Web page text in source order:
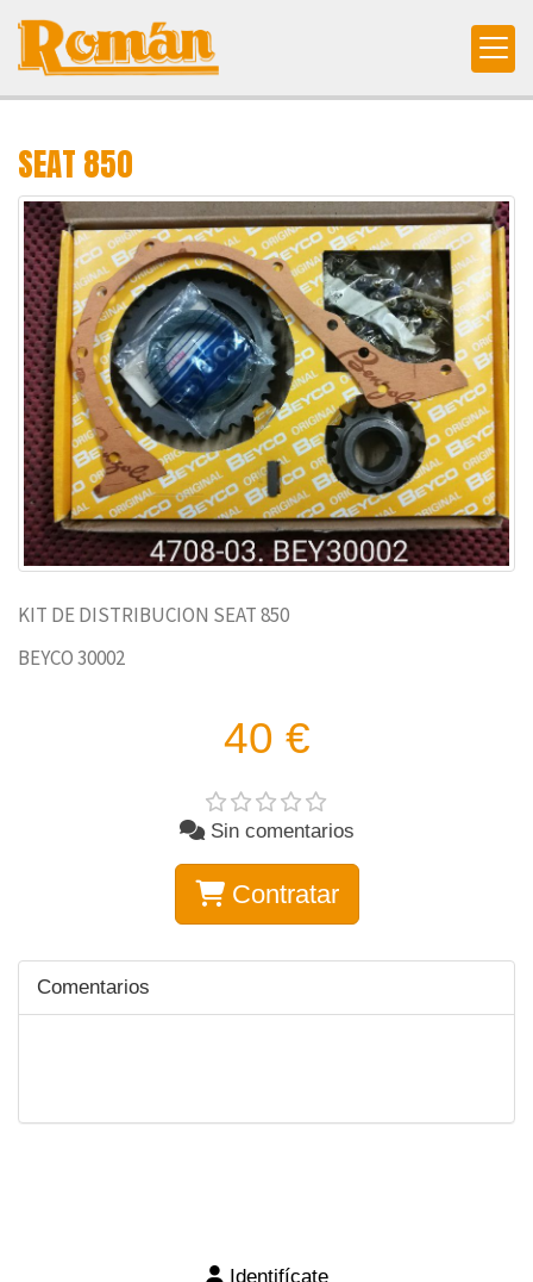
SEAT 850
KIT DE DISTRIBUCION SEAT 850
BEYCO 30002
40 €
Sin comentarios
Contratar
Comentarios
Identifícate